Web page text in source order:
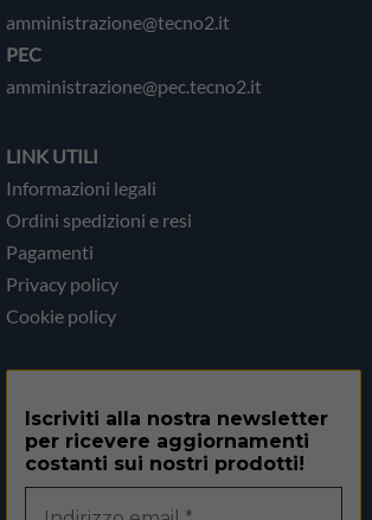
amministrazione@tecno2.it
PEC
amministrazione@pec.tecno2.it
LINK UTILI
Informazioni legali
Ordini spedizioni e resi
Pagamenti
Privacy policy
Cookie policy